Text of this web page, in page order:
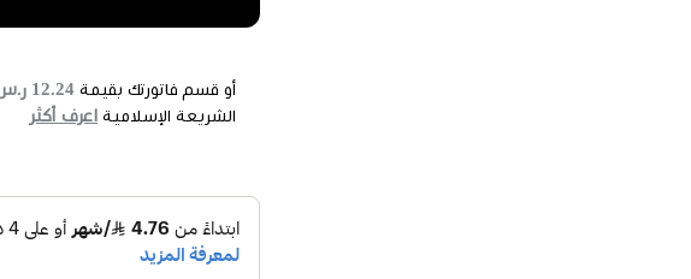
أو قسم فاتورتك بقيمة 12.24 ر.س
الشريعة الإسلامية اعرف أكثر